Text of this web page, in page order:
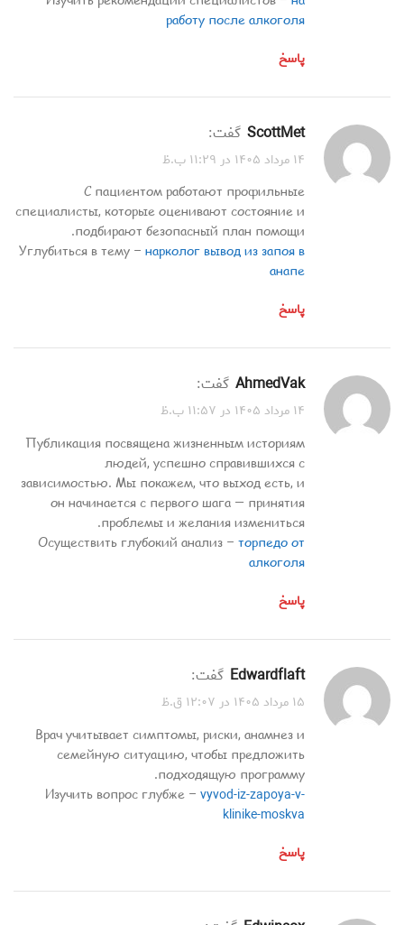
работу после алкоголя
پاسخ
ScottMet گفت:
۱۴ مرداد ۱۴۰۵ در ۱۱:۲۹ ب.ظ
С пациентом работают профильные
специалисты, которые оценивают состояние и
подбирают безопасный план помощи.
Углубиться в тему – нарколог вывод из запоя в
анапе
پاسخ
AhmedVak گفت:
۱۴ مرداد ۱۴۰۵ در ۱۱:۵۷ ب.ظ
Публикация посвящена жизненным историям
людей, успешно справившихся с
зависимостью. Мы покажем, что выход есть, и
он начинается с первого шага — принятия
проблемы и желания измениться.
Осуществить глубокий анализ – торпедо от
алкоголя
پاسخ
Edwardflaft گفت:
۱۵ مرداد ۱۴۰۵ در ۱۲:۰۷ ق.ظ
Врач учитывает симптомы, риски, анамнез и
семейную ситуацию, чтобы предложить
подходящую программу.
Изучить вопрос глубже – vyvod-iz-zapoya-v-
klinike-moskva
پاسخ